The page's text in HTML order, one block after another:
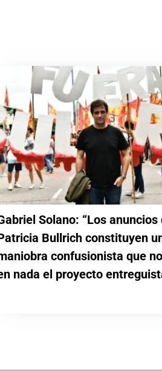
Solano: “Los anuncios
Bullrich constituyen
confusionista que
nada el proyecto